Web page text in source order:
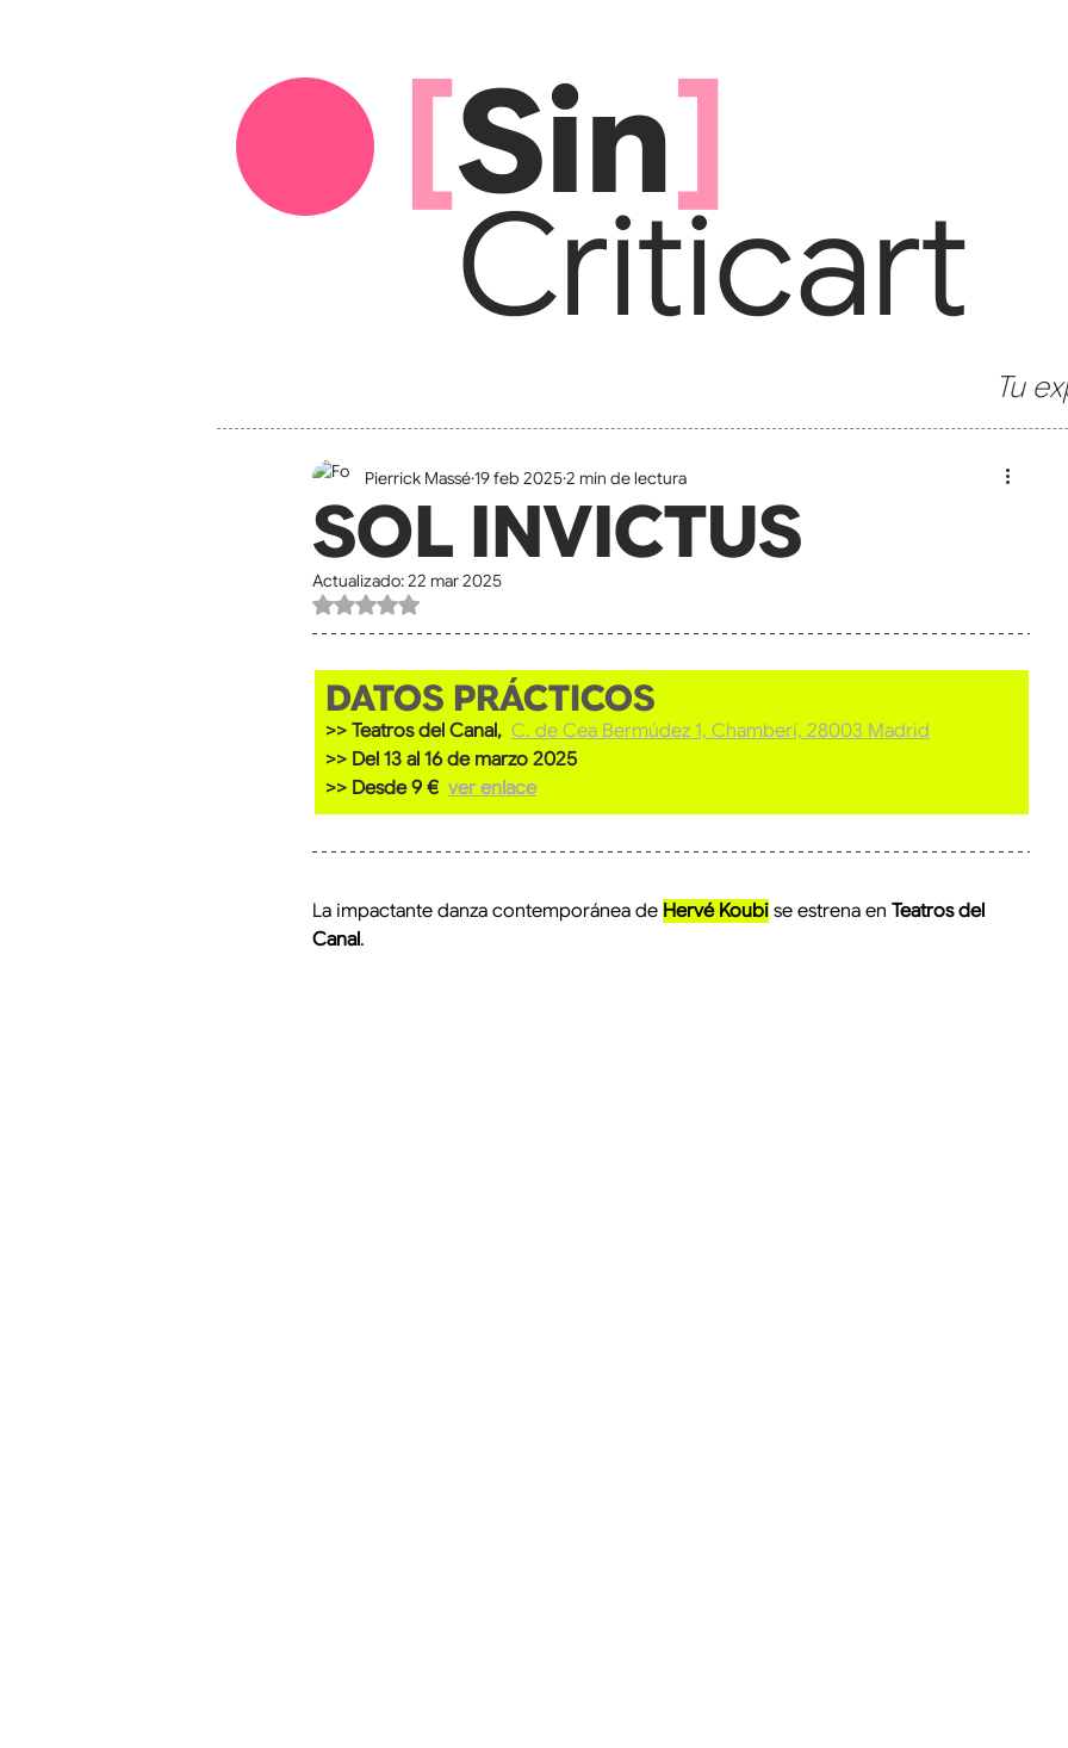
[Sin]
Criticart
Tu
SOL INVICTUS
Pierrick Massé19 feb 20252 min de lectura
Actualizado:22 mar 2025
Obtuvo NaN de 5 estrellas.
DATOS PRÁCTICOS
>> Teatros del Canal, C. de Cea Bermúdez 1, Chamberí, 28003 Madrid
>> Del 13 al 16 de marzo 2025
>> Desde 9 € ver enlace
La impactante danza contemporánea de Hervé Koubi se estrena en Teatros del
Canal.